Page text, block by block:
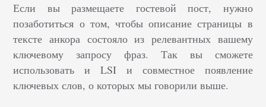
Если вы размещаете гостевой пост, нужно
позаботиться о том, чтобы описание страницы в
тексте анкора состояло из релевантных вашему
ключевому запросу фраз. Так вы сможете
использовать и LSI и совместное появление
ключевых слов, о которых мы говорили выше.